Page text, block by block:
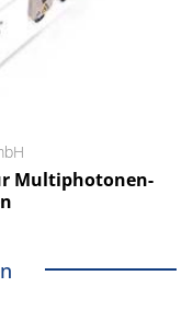
Multiphotonen-